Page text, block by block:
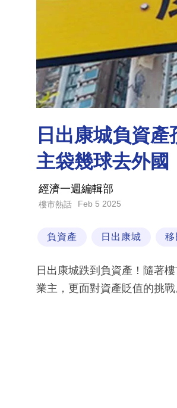
日出康城負資
主袋幾球去外國
經濟一週編輯部
樓市熱話 Feb 5 2025
負資產 日出康城 移
日出康城跌到負資產！隨著
業主，更面對資產貶值的挑戰